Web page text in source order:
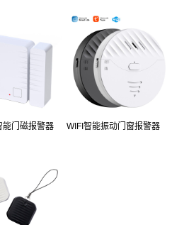
能门磁报警器 WIFI智能振动门窗报警器